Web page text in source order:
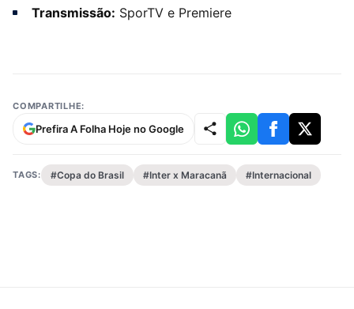
Transmissão: SporTV e Premiere
COMPARTILHE:
Prefira A Folha Hoje no Google
TAGS: #Copa do Brasil #Inter x Maracanã #Internacional